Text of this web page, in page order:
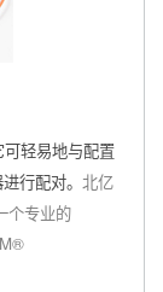
轻易地与配置
行配对。 北亿
个专业的